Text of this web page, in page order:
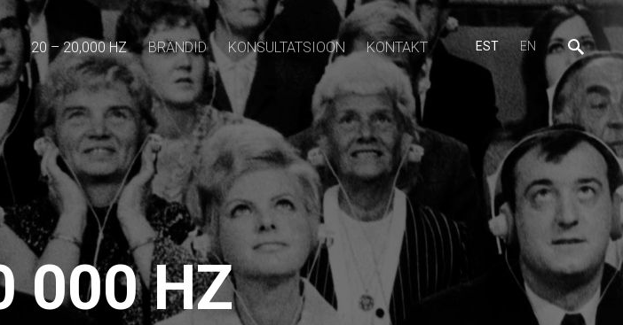
20 – 20,000 HZ BRÄNDID KONSULTATSIOON KONTAKT EST EN
000 HZ